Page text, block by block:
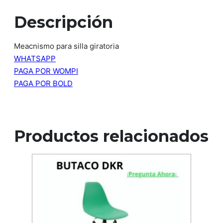
Descripción
Meacnismo para silla giratoria
WHATSAPP
PAGA POR WOMPI
PAGA POR BOLD
Productos relacionados